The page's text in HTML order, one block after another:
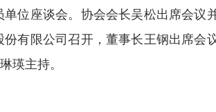
位座谈会。协会会长吴松出席会议
有限公司召开，董事长王钢出席会
瑛主持。